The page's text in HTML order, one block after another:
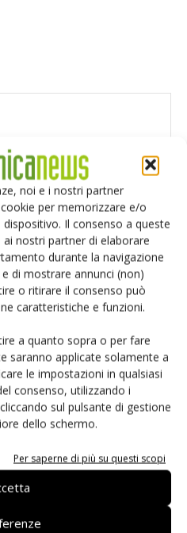
noi e i nostri partner
per memorizzare e/o
Il consenso a queste
nostri partner di elaborare
durante la navigazione
di mostrare annunci (non)
o ritirare il consenso può
caratteristiche e funzioni.
a quanto sopra o per fare
saranno applicate solamente a
le impostazioni in qualsiasi
consenso, utilizzando i
sul pulsante di gestione
dello schermo.
Per saperne di più su questi scopi
web in questo browser per i